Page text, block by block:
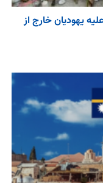
یهودیان خارج از